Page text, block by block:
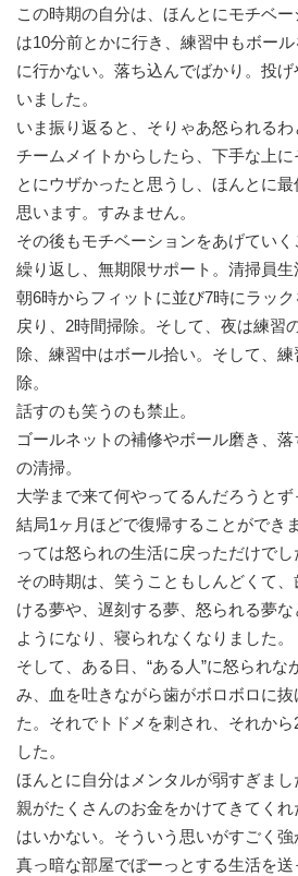
この時期の自分は、ほんとにモチベ
は10分前とかに行き、練習中もボー
に行かない。落ち込んでばかり。投
いました。
いま振り返ると、そりゃあ怒られるわ
チームメイトからしたら、下手な上
とにウザかったと思うし、ほんとに
思います。すみません。
その後もモチベーションをあげてい
繰り返し、無期限サポート。清掃員生
朝6時からフィットに並び7時にラッ
戻り、2時間掃除。そして、夜は練習
除、練習中はボール拾い。そして、
除。
話すのも笑うのも禁止。
ゴールネットの補修やボール磨き、
の清掃。
大学まで来て何やってるんだろうとず
結局1ヶ月ほどで復帰することができ
っては怒られの生活に戻っただけでし
その時期は、笑うこともしんどくて
ける夢や、遅刻する夢、怒られる夢
ようになり、寝られなくなりました。
そして、ある日、“ある人”に怒られな
み、血を吐きながら歯がボロボロに
た。それでトドメを刺され、それか
した。
ほんとに自分はメンタルが弱すぎまし
親がたくさんのお金をかけてきてく
はいかない。そういう思いがすごく強
真っ暗な部屋でぼーっとする生活を送